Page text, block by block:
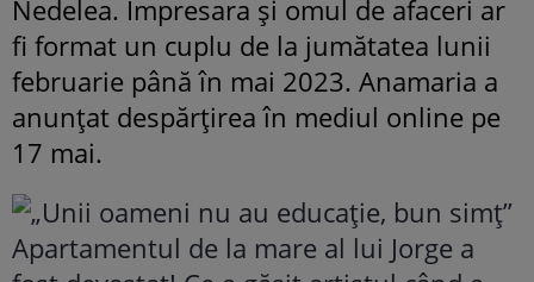
Nedelea. Impresara și omul de afaceri ar
fi format un cuplu de la jumătatea lunii
februarie până în mai 2023. Anamaria a
anunțat despărțirea în mediul online pe
17 mai.